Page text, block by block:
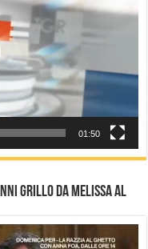
01:50
Grillo da Melissa al